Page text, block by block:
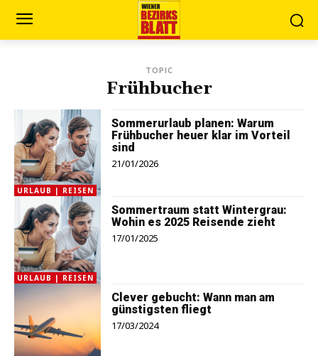
TOPIC
Frühbucher
URLAUB | REISEN
Sommerurlaub planen: Warum
Frühbucher heuer klar im Vorteil
sind
21/01/2026
URLAUB | REISEN
Sommertraum statt Wintergrau:
Wohin es 2025 Reisende zieht
17/01/2025
Clever gebucht: Wann man am
günstigsten fliegt
17/03/2024